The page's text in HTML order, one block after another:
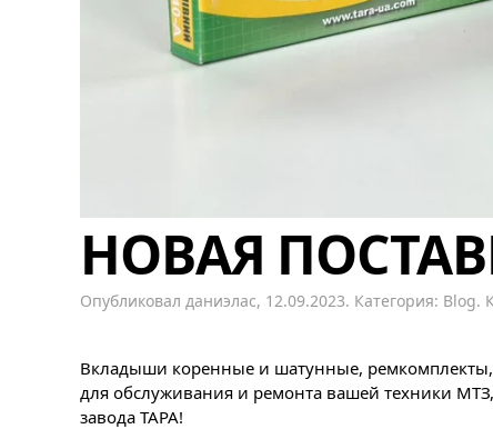
НОВАЯ
Опубликовал даниэлас, 12.09.2023. Категория: Blog.
Вкладыши коренные и шатунные,
для обслуживания и ремонта вашей техники
завода ТАРА!